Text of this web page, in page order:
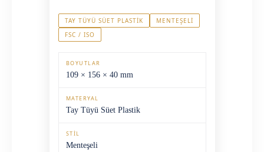
TAY TÜYÜ SÜET PLASTIK
MENTEŞELI
FSC / ISO
BOYUTLAR
109 × 156 × 40 mm
MATERYAL
Tay Tüyü Süet Plastik
STIL
Menteşeli